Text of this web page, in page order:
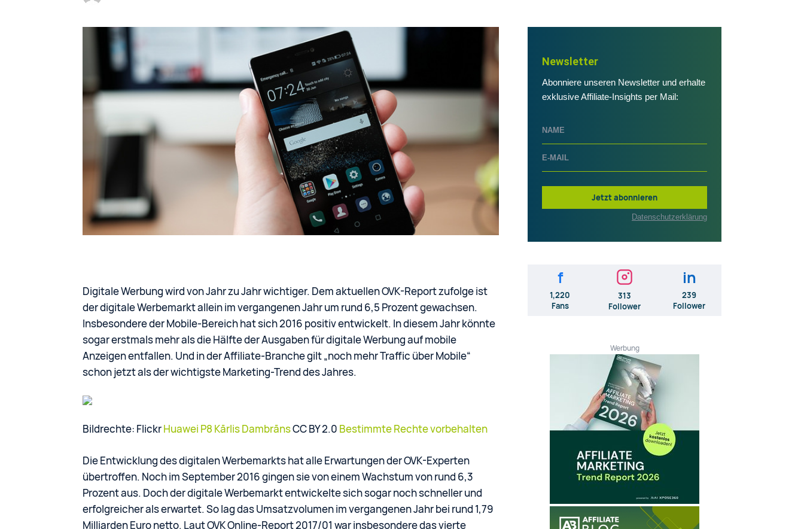
Digitale Werbung wird von Jahr zu Jahr wichtiger. Dem aktuellen OVK-Report zufolge ist
der digitale Werbemarkt allein im vergangenen Jahr um rund 6,5 Prozent gewachsen.
Insbesondere der Mobile-Bereich hat sich 2016 positiv entwickelt. In diesem Jahr könnte
sogar erstmals mehr als die Hälfte der Ausgaben für digitale Werbung auf mobile
Anzeigen entfallen. Und in der Affiliate-Branche gilt „noch mehr Traffic über Mobile“
schon jetzt als der wichtigste Marketing-Trend des Jahres.
Bildrechte: FlickrHuawei P8 Kārlis DambrānsCC BY 2.0 Bestimmte Rechte vorbehalten
Die Entwicklung des digitalen Werbemarkts hat alle Erwartungen der OVK-Experten
übertroffen. Noch im September 2016 gingen sie von einem Wachstum von rund 6,3
Prozent aus. Doch der digitale Werbemarkt entwickelte sich sogar noch schneller und
erfolgreicher als erwartet. So lag das Umsatzvolumen im vergangenen Jahr bei rund 1,79
Milliarden Euro netto. Laut OVK Online-Report 2017/01 war insbesondere das vierte
Newsletter
Abonniere unseren Newsletter und erhalte
exklusive Affiliate-Insights per Mail:
Jetzt abonnieren
Datenschutzerklärung
f
1,220
Fans
313
Follower
in
239
Follower
Werbung